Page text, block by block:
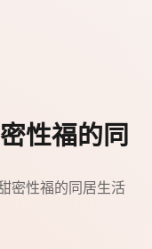
性福的同
密性福的同居生活